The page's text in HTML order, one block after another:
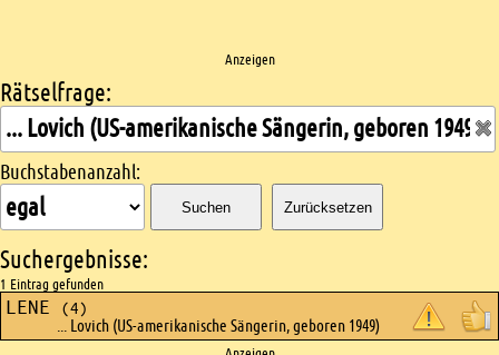
Anzeigen
Kreuzworträtsel suchen
Rätselfrage:
Buchstabenanzahl:
Suchen Zurücksetzen
Suchergebnisse:
1 Eintrag gefunden
LENE (4)
... Lovich (US-amerikanische Sängerin, geboren 1949)